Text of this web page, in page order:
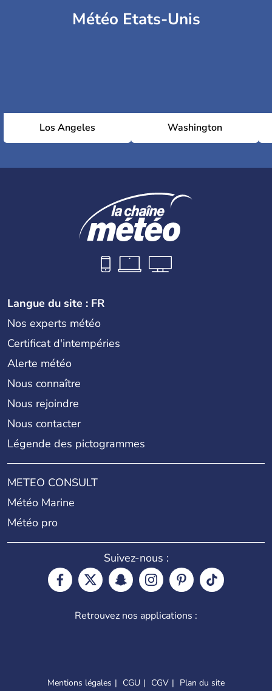
Météo Etats-Unis
Los Angeles Washington
Langue du site : FR
Nos experts météo
Certificat d'intempéries
Alerte météo
Nous connaître
Nous rejoindre
Nous contacter
Légende des pictogrammes
METEO CONSULT
Météo Marine
Météo pro
Suivez-nous :
Retrouvez nos applications :
Mentions légales CGU CGV Plan du site